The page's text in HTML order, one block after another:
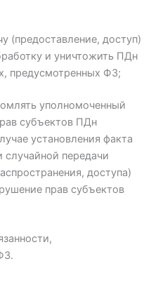
(предоставление, доступ)
и уничтожить ПДн
предусмотренных ФЗ;
уполномоченный
субъектов ПДн
установления факта
передачи
доступа)
прав субъектов